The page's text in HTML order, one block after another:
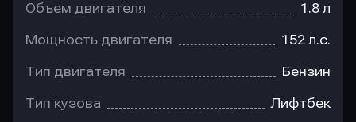
Объем двигателя 1.8 л
Мощность двигателя 152 л.с.
Тип двигателя Бензин
Тип кузова Лифтбек